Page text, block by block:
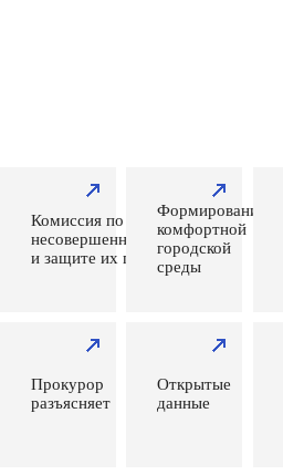
Комиссия по делам
несовершеннолетних
и защите их прав
Формирование
комфортной
городской
среды
Прокурор
разъясняет
Открытые
данные